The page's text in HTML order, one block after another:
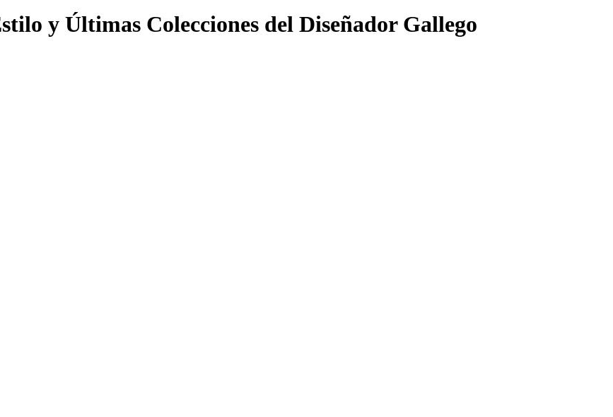
y Últimas Colecciones del Diseñador Gallego